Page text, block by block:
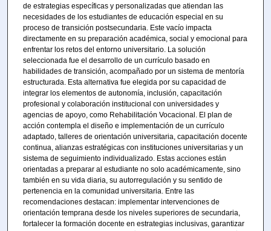
de estrategias específicas y personalizadas que atiendan las
necesidades de los estudiantes de educación especial en su
proceso de transición postsecundaria. Este vacío impacta
directamente en su preparación académica, social y emocional para
enfrentar los retos del entorno universitario. La solución
seleccionada fue el desarrollo de un currículo basado en
habilidades de transición, acompañado por un sistema de mentoría
estructurada. Esta alternativa fue elegida por su capacidad de
integrar los elementos de autonomía, inclusión, capacitación
profesional y colaboración institucional con universidades y
agencias de apoyo, como Rehabilitación Vocacional. El plan de
acción contempla el diseño e implementación de un currículo
adaptado, talleres de orientación universitaria, capacitación docente
continua, alianzas estratégicas con instituciones universitarias y un
sistema de seguimiento individualizado. Estas acciones están
orientadas a preparar al estudiante no solo académicamente, sino
también en su vida diaria, su autorregulación y su sentido de
pertenencia en la comunidad universitaria. Entre las
recomendaciones destacan: implementar intervenciones de
orientación temprana desde los niveles superiores de secundaria,
fortalecer la formación docente en estrategias inclusivas, garantizar